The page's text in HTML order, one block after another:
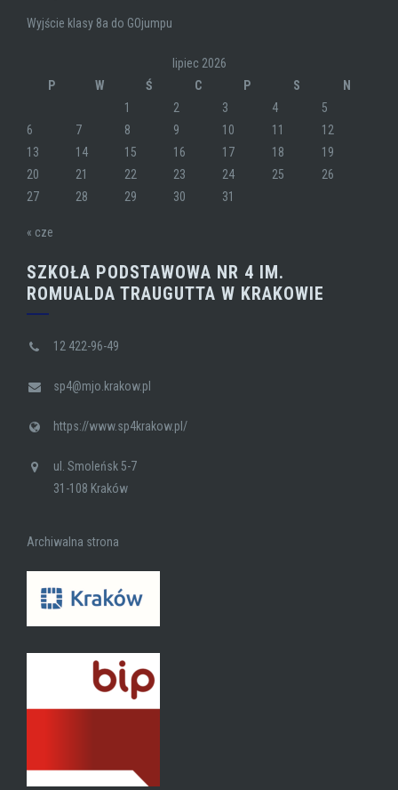
Wyjście klasy 8a do GOjumpu
lipiec 2026
P
W Ś C P S
N
1
2 3 4
5
6
7 8 9 10 11
12
13
14 15 16 17 18
19
20
21 22 23 24 25
26
27
28 29 30 31
« cze
SZKOŁA PODSTAWOWA NR 4 IM.
ROMUALDA TRAUGUTTA W KRAKOWIE
12 422-96-49
sp4@mjo.krakow.pl
https://www.sp4krakow.pl/
ul. Smoleńsk 5-7
31-108 Kraków
Archiwalna strona